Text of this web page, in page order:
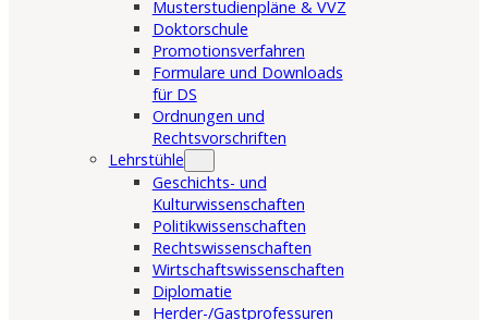
Musterstudienpläne & VVZ
Doktorschule
Promotionsverfahren
Formulare und Downloads
für DS
Ordnungen und
Rechtsvorschriften
Lehrstühle
Geschichts- und
Kulturwissenschaften
Politikwissenschaften
Rechtswissenschaften
Wirtschaftswissenschaften
Diplomatie
Herder-/Gastprofessuren